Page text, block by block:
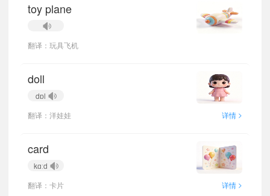
toy plane
翻译：玩具飞机
doll
dɒl
翻译：洋娃娃
详情 >
card
kɑːd
翻译：卡片
详情 >